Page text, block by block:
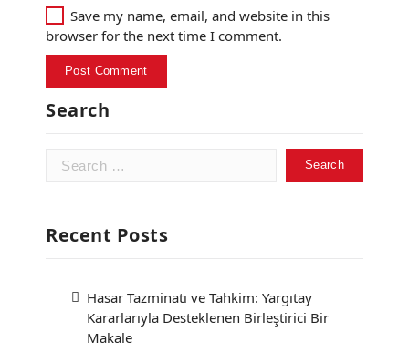
Save my name, email, and website in this
browser for the next time I comment.
Search
Search
Recent Posts
Hasar Tazminatı ve Tahkim: Yargıtay
Kararlarıyla Desteklenen Birleştirici Bir
Makale